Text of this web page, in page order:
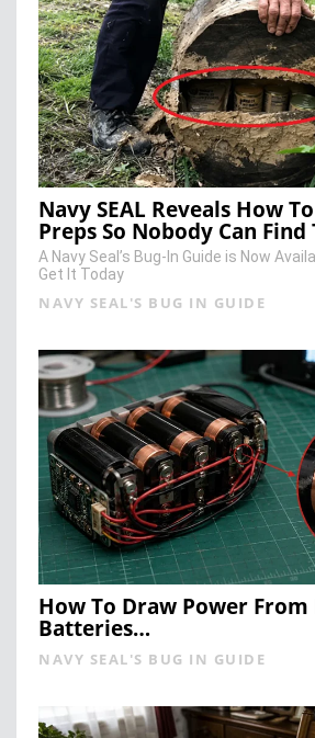
Navy SEAL Reveals How
Preps So Nobody Can Find
A Navy Seal’s Bug-In Guide is Now
Get It Today
NAVY SEAL'S BUG IN GUIDE
How To Draw Power From
Batteries…
NAVY SEAL'S BUG IN GUIDE